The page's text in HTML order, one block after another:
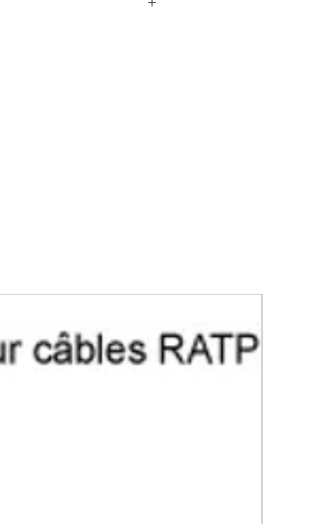
norme NFC 33-090-1
nécessaire au remplissage